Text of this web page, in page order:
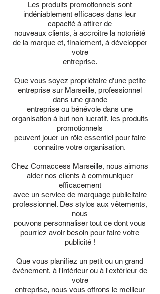
Les produits promotionnels sont
indéniablement efficaces dans leur
capacité à attirer de
nouveaux clients, à accroître la notoriété
de la marque et, finalement, à développer
votre
entreprise.
Que vous soyez propriétaire d'une petite
entreprise sur Marseille, professionnel
dans une grande
entreprise ou bénévole dans une
organisation à but non lucratif, les produits
promotionnels
peuvent jouer un rôle essentiel pour faire
connaître votre organisation.
Chez Comaccess Marseille, nous aimons
aider nos clients à communiquer
efficacement
avec un service de marquage publicitaire
professionnel. Des stylos aux vêtements,
nous
pouvons personnaliser tout ce dont vous
pourriez avoir besoin pour faire votre
publicité !
Que vous planifiez un petit ou un grand
événement, à l'intérieur ou à l'extérieur de
votre
entreprise, nous vous offrons le meilleur